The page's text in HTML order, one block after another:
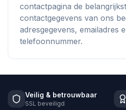
contactpagina de
contactgegevens van ons
adresgegevens, emailadres
telefoonnummer.
Veilig & betrouwbaar
SSL beveiligd